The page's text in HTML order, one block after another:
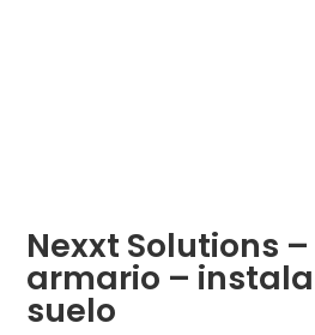
Nexxt Solutions
armario –
suelo